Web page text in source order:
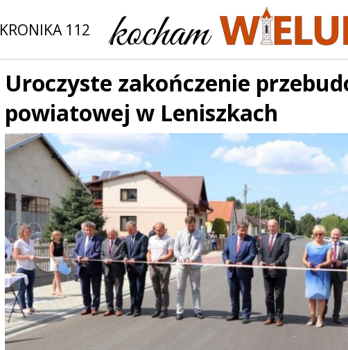
KRONIKA 112
Uroczyste zakończenie
powiatowej w Leniszkach